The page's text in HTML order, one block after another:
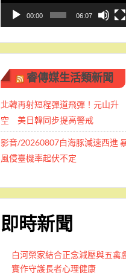
00:00 06:07
睿傳媒生活類新聞
北韓再射短程彈道飛彈！元山升
空 美日韓同步提高警戒
影音/20260807白海豚減速西進
風侵臺機率起伏不定
即時新聞
白河榮家結合正念減壓與五禽
實作守護長者心理健康